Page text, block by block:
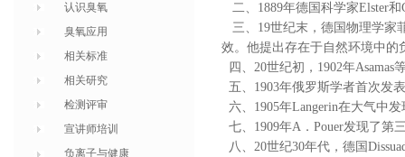
认识臭氧
臭氧应用
相关标准
相关研究
检测评审
宣讲师培训
负离子与健康
二、1889年德国科学家Elster
三、19世纪末，德国物理学家
效。他提出存在于自然环境中的
四、20世纪初，1902年
五、1903年俄罗斯学者首次发
六、1905年Langerin在大气中
七、1909年A．Pouer发现了第
八、20世纪30年代，德国